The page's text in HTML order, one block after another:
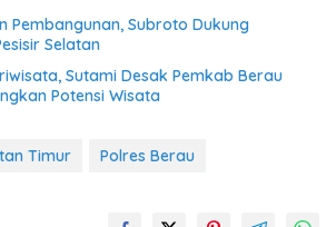
Pembangunan, Subroto Dukung
Selatan
Sutami Desak Pemkab Berau
Potensi Wisata
Timur Polres Berau